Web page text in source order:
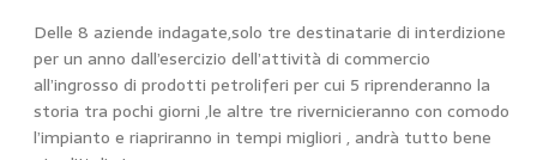
Delle 8 aziende indagate,solo tre destinatarie di interdizione
per un anno dall’esercizio dell’attività di commercio
all’ingrosso di prodotti petroliferi per cui 5 riprenderanno la
storia tra pochi giorni ,le altre tre rivernicieranno con comodo
l’impianto e riapriranno in tempi migliori , andrà tutto bene